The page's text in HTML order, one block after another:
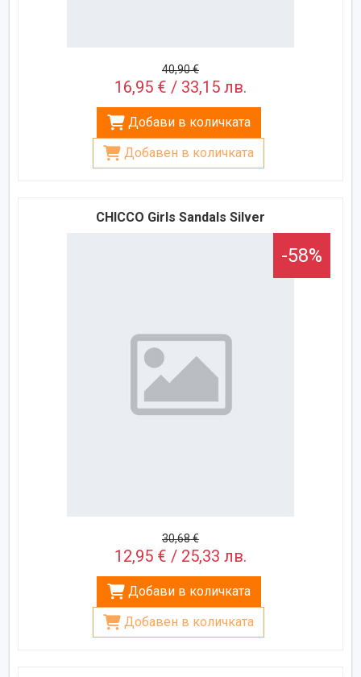
40,90 €
16,95 € / 33,15 лв.
Добави в количката
Добавен в количката
CHICCO Girls Sandals Silver
-58%
30,68 €
12,95 € / 25,33 лв.
Добави в количката
Добавен в количката